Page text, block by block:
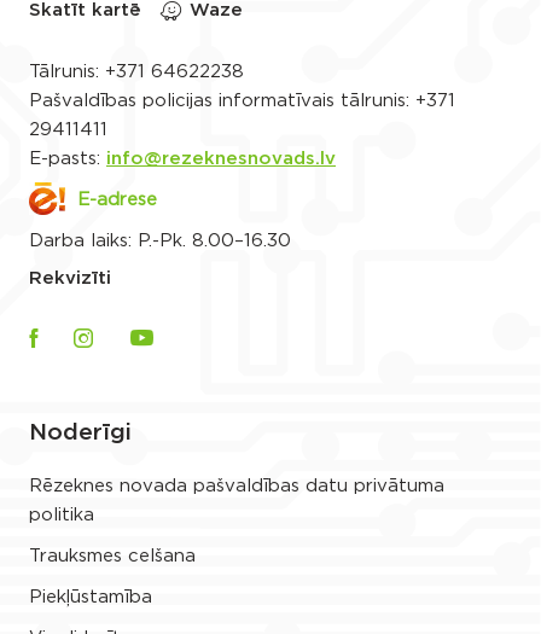
Skatīt kartē
Waze
Tālrunis: +371 64622238
Pašvaldības policijas informatīvais tālrunis: +371
29411411
E-pasts: info@rezeknesnovads.lv
E-adrese
Darba laiks: P.-Pk. 8.00–16.30
Rekvizīti
Noderīgi
Rēzeknes novada pašvaldības datu privātuma
politika
Trauksmes celšana
Piekļūstamība